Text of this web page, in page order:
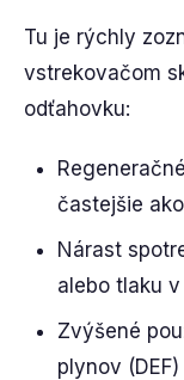
Tu je rýchly
vstrekovačom
odťahovku:
častejšie
Nárast
alebo tlaku
Zvýšené
plynov (DEF)